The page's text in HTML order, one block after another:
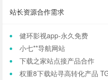
站长资源合作需求
健环影视app-永久免费
小七**导航网站
下载之家站点接产品合作
权重8下载站寻高转化产品